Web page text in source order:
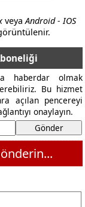
veyaAndroid - IOS
haberdar olmak
Bu hizmet
açılan pencereyi
onaylayın.